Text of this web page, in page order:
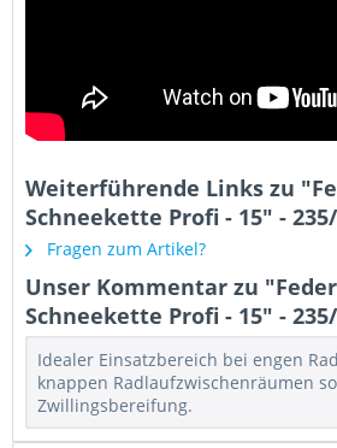
Weiterführende Links zu
Schneekette Profi - 15" -
Fragen zum Artikel?
Unser Kommentar zu
Schneekette Profi - 15" -
Idealer Einsatzbereich bei engen
knappen Radlaufzwischenräumen
Zwillingsbereifung.